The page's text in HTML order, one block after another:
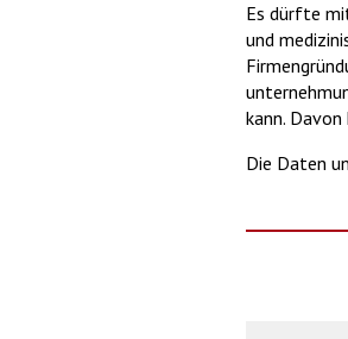
Es dürfte
und
kann.
Die Daten